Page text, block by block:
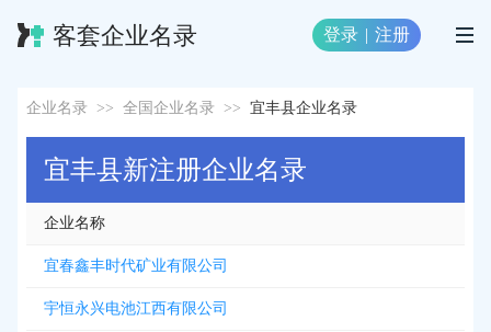
客套企业名录 登录 | 注册
企业名录 >> 全国企业名录 >> 宜丰县企业名录
宜丰县新注册企业名录
企业名称
宜春鑫丰时代矿业有限公司
宇恒永兴电池江西有限公司